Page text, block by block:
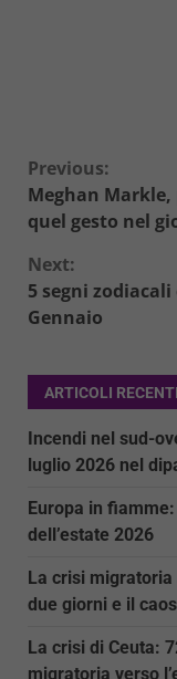
Continue
Reading
Previous:
Meghan
quel gesto nel
Next:
5 segni
Gennaio
ARTICOLI RECENTI
Incendi nel sud-
luglio 2026 nel
Europa in
dell’estate 2026
La crisi
due giorni e il
La crisi di Ceuta:
migratoria verso